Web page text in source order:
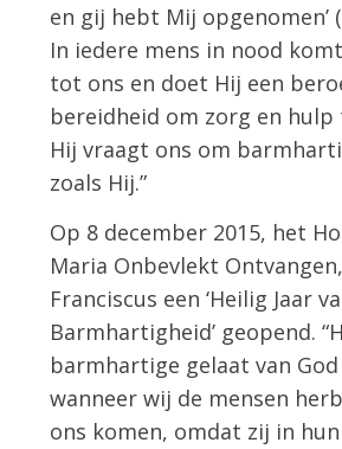
en gij hebt Mij opgenomen’
In iedere mens in nood
tot ons en doet Hij een
bereidheid om zorg en hulp
Hij vraagt ons om
zoals Hij.”
Op 8 december 2015, het
Maria Onbevlekt
Franciscus een ‘Heilig Jaar
Barmhartigheid’ geopend.
barmhartige gelaat van
wanneer wij de mensen
ons komen, omdat zij in